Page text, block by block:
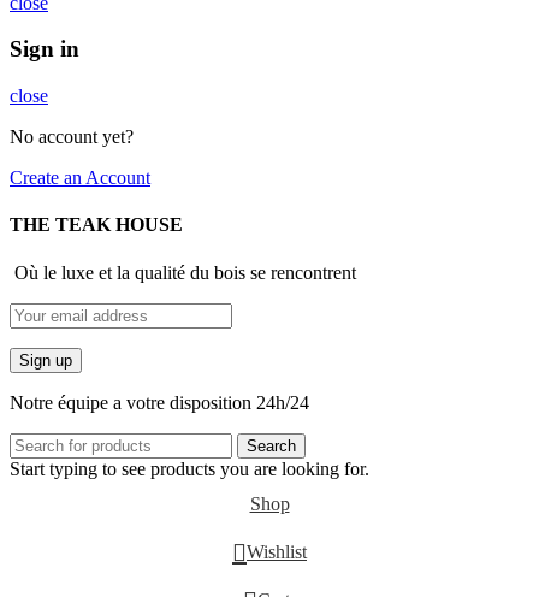
Sign in
close
No account yet?
Create an Account
THE TEAK HOUSE
Où le luxe et la qualité du bois se rencontrent
Notre équipe a votre disposition 24h/24
Search
Start typing to see products you are looking for.
Shop
Wishlist